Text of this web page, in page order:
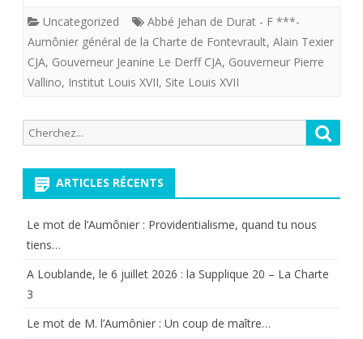
la
Biennale
Blanche
du
21
octobre
2017.
Uncategorized
Abbé Jehan de Durat - F ***-
Aumônier général de la Charte de Fontevrault, Alain Texier
CJA, Gouverneur Jeanine Le Derff CJA, Gouverneur Pierre
Vallino, Institut Louis XVII, Site Louis XVII
Recherche
pour:
ARTICLES RÉCENTS
Le mot de l’Aumônier : Providentialisme, quand tu nous
tiens…
A Loublande, le 6 juillet 2026 : la Supplique 20 – La Charte
3
Le mot de M. l’Aumônier : Un coup de maître…